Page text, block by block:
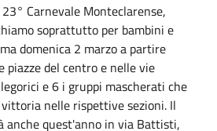
Carnevale Monteclarense,
soprattutto per bambini e
domenica 2 marzo a partire
piazze del centro e nelle vie
e 6 i gruppi mascherati che
nelle rispettive sezioni. Il
anche quest'anno in via Battisti,